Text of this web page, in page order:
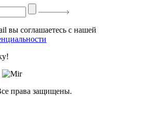
вы соглашаетесь с нашей
права защищены.